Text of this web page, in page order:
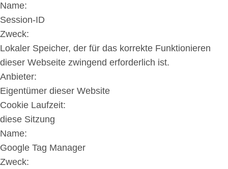
Name:
Session-ID
Zweck:
Lokaler Speicher, der für das korrekte Funktionieren
dieser Webseite zwingend erforderlich ist.
Anbieter:
Eigentümer dieser Website
Cookie Laufzeit:
diese Sitzung
Name:
Google Tag Manager
Zweck: